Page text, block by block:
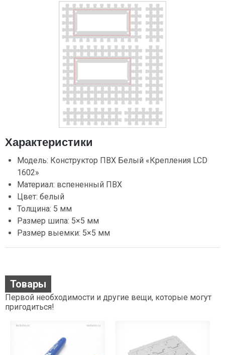
Характеристики
Модель: Конструктор ПВХ Белый «Крепления LCD
1602»
Материал: вспененный ПВХ
Цвет: белый
Толщина: 5 мм
Размер шипа: 5×5 мм
Размер выемки: 5×5 мм
Товары
Первой необходимости и другие вещи, которые могут
пригодиться!